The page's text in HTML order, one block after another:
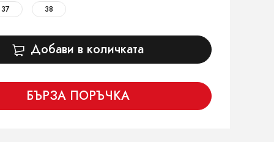
37 38
Добави в количката
БЪРЗА ПОРЪЧКА